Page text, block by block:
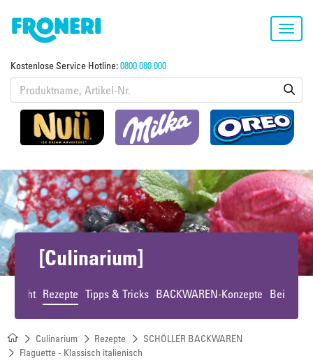
Kostenlose Service Hotline:0800 080 000
[Culinarium]
Rezepte Tipps & Tricks BACKWAREN-Konzepte Beiträge
Culinarium Rezepte
SCHÖLLER BACKWAREN
Flaguette - Klassisch italienisch